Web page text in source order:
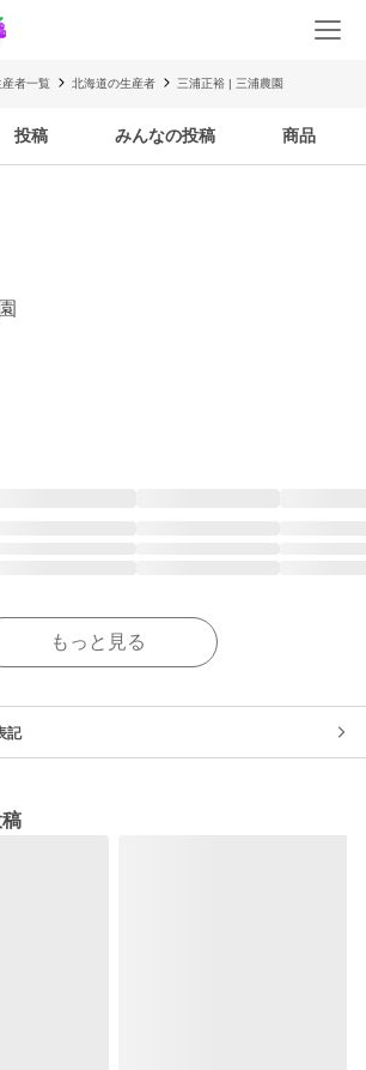
産者一覧 北海道の生産者 三浦正裕 | 三浦農園
投稿 みんなの投稿 商品
もっと見る
記